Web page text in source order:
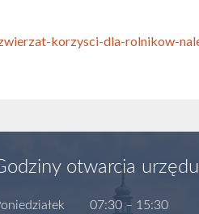
korzysci-dla-rolnikow-
otwarcia urzędu
07:30 – 15:30